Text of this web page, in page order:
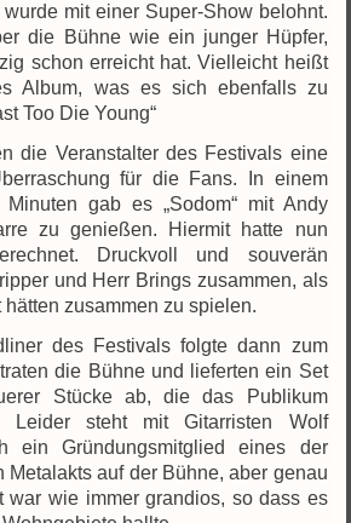
mit einer Super-Show belohnt.
die Bühne wie ein junger Hüpfer,
schon erreicht hat. Vielleicht heißt
Album, was es sich ebenfalls zu
Too Die Young“
die Veranstalter des Festivals eine
für die Fans. In einem
gab es „Sodom“ mit Andy
zu genießen. Hiermit hatte nun
Druckvoll und souverän
und Herr Brings zusammen, als
zusammen zu spielen.
des Festivals folgte dann zum
die Bühne und lieferten ein Set
Stücke ab, die das Publikum
Leider steht mit Gitarristen Wolf
ein Gründungsmitglied eines der
Metalakts auf der Bühne, aber genau
war wie immer grandios, so dass es